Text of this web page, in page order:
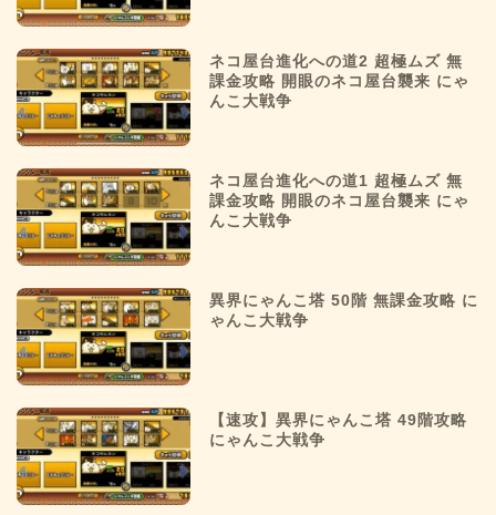
ネコ屋台進化への道2 超極ムズ 無
課金攻略 開眼のネコ屋台襲来 にゃ
んこ大戦争
ネコ屋台進化への道1 超極ムズ 無
課金攻略 開眼のネコ屋台襲来 にゃ
んこ大戦争
異界にゃんこ塔 50階 無課金攻略 に
ゃんこ大戦争
【速攻】異界にゃんこ塔 49階攻略
にゃんこ大戦争